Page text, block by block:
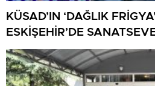
KÜSAD’IN ‘DAĞLIK
ESKİŞEHİR’DE
BULUŞUYOR